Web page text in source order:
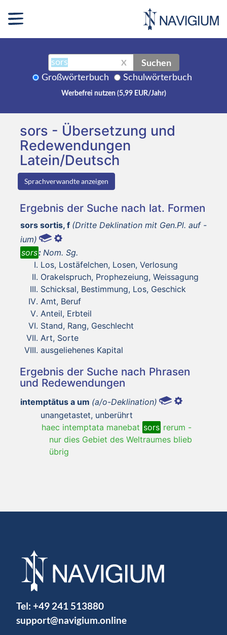
X Suchen
Großwörterbuch Schulwörterbuch
Werbefrei nutzen (5,99 EUR/Jahr)
sors - Übersetzung und
Redewendungen
Latein/Deutsch
Sprachverwandte anzeigen
Ergebnis der Suche nach lat. Formen
sors sortis, f (Dritte Deklination mit Gen.Pl. auf -
ium)
sors: Nom. Sg.
Los, Lostäfelchen, Losen, Verlosung
Orakelspruch, Prophezeiung, Weissagung
Schicksal, Bestimmung, Los, Geschick
Amt, Beruf
Anteil, Erbteil
Stand, Rang, Geschlecht
Art, Sorte
ausgeliehenes Kapital
Ergebnis der Suche nach Phrasen
und Redewendungen
intemptātus a um (a/o-Deklination)
unangetastet, unberührt
haec intemptata manebat sors rerum -
nur dies Gebiet des Weltraumes blieb
übrig
Tel: +49 241 513880
support@navigium.online